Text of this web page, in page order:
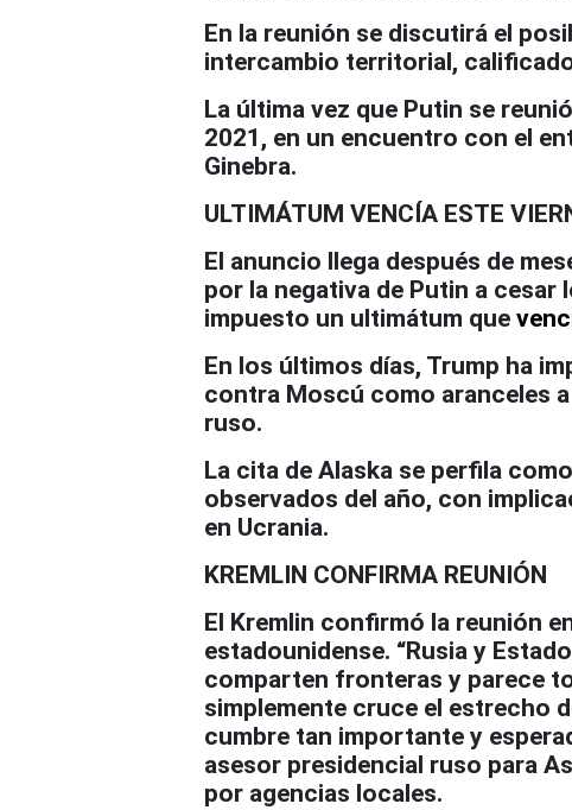
En la reunión se discutirá el
intercambio territorial,
La última vez que Putin se
2021, en un encuentro con el
Ginebra.
ULTIMÁTUM VENCÍA ESTE
El anuncio llega después de
por la negativa de Putin a cesar
impuesto un ultimátum que
En los últimos días, Trump ha
contra Moscú como aranceles
ruso.
La cita de Alaska se perfila
observados del año, con
en Ucrania.
KREMLIN CONFIRMA REUNIÓN
El Kremlin confirmó la reunión
estadounidense. “Rusia y
comparten fronteras y parece
simplemente cruce el estrecho
cumbre tan importante y
asesor presidencial ruso para
por agencias locales.